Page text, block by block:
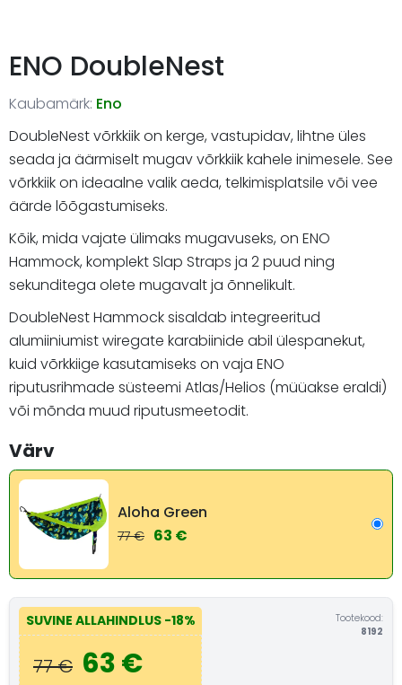
ENO DoubleNest
Kaubamärk: Eno
DoubleNest võrkkiik on kerge, vastupidav, lihtne üles
seada ja äärmiselt mugav võrkkiik kahele inimesele. See
võrkkiik on ideaalne valik aeda, telkimisplatsile või vee
äärde lõõgastumiseks.
Kõik, mida vajate ülimaks mugavuseks, on ENO
Hammock, komplekt Slap Straps ja 2 puud ning
sekunditega olete mugavalt ja õnnelikult.
DoubleNest Hammock sisaldab integreeritud
alumiiniumist wiregate karabiinide abil ülespanekut,
kuid võrkkiige kasutamiseks on vaja ENO
riputusrihmade süsteemi Atlas/Helios (müüakse eraldi)
või mõnda muud riputusmeetodit.
Värv
Aloha Green
77 € 63 €
SUVINE ALLAHINDLUS -18%
77 € 63 €
Tootekood:
8192